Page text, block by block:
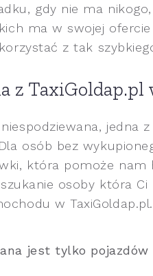
gdy nie ma
ma w swojej
z tak
z TaxiGoldap.pl
jedna
osób bez
która pomoże nam
osoby która Ci
w
jest tylko pojazdów